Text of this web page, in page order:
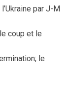
par J-M
coup et le
le